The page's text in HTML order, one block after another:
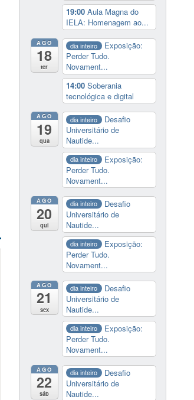
19:00 Aula Magna do
IELA: Homenagem ao...
AGO
18
ter
dia inteiro
Exposição:
Perder Tudo.
Novament...
14:00 Soberania
tecnológica e digital
AGO
19
qua
dia inteiro
Desafio
Universitário de
Nautide...
dia inteiro
Exposição:
Perder Tudo.
Novament...
AGO
20
qui
dia inteiro
Desafio
Universitário de
Nautide...
dia inteiro
Exposição:
Perder Tudo.
Novament...
AGO
21
sex
dia inteiro
Desafio
Universitário de
Nautide...
dia inteiro
Exposição:
Perder Tudo.
Novament...
AGO
22
sáb
dia inteiro
Desafio
Universitário de
Nautide...